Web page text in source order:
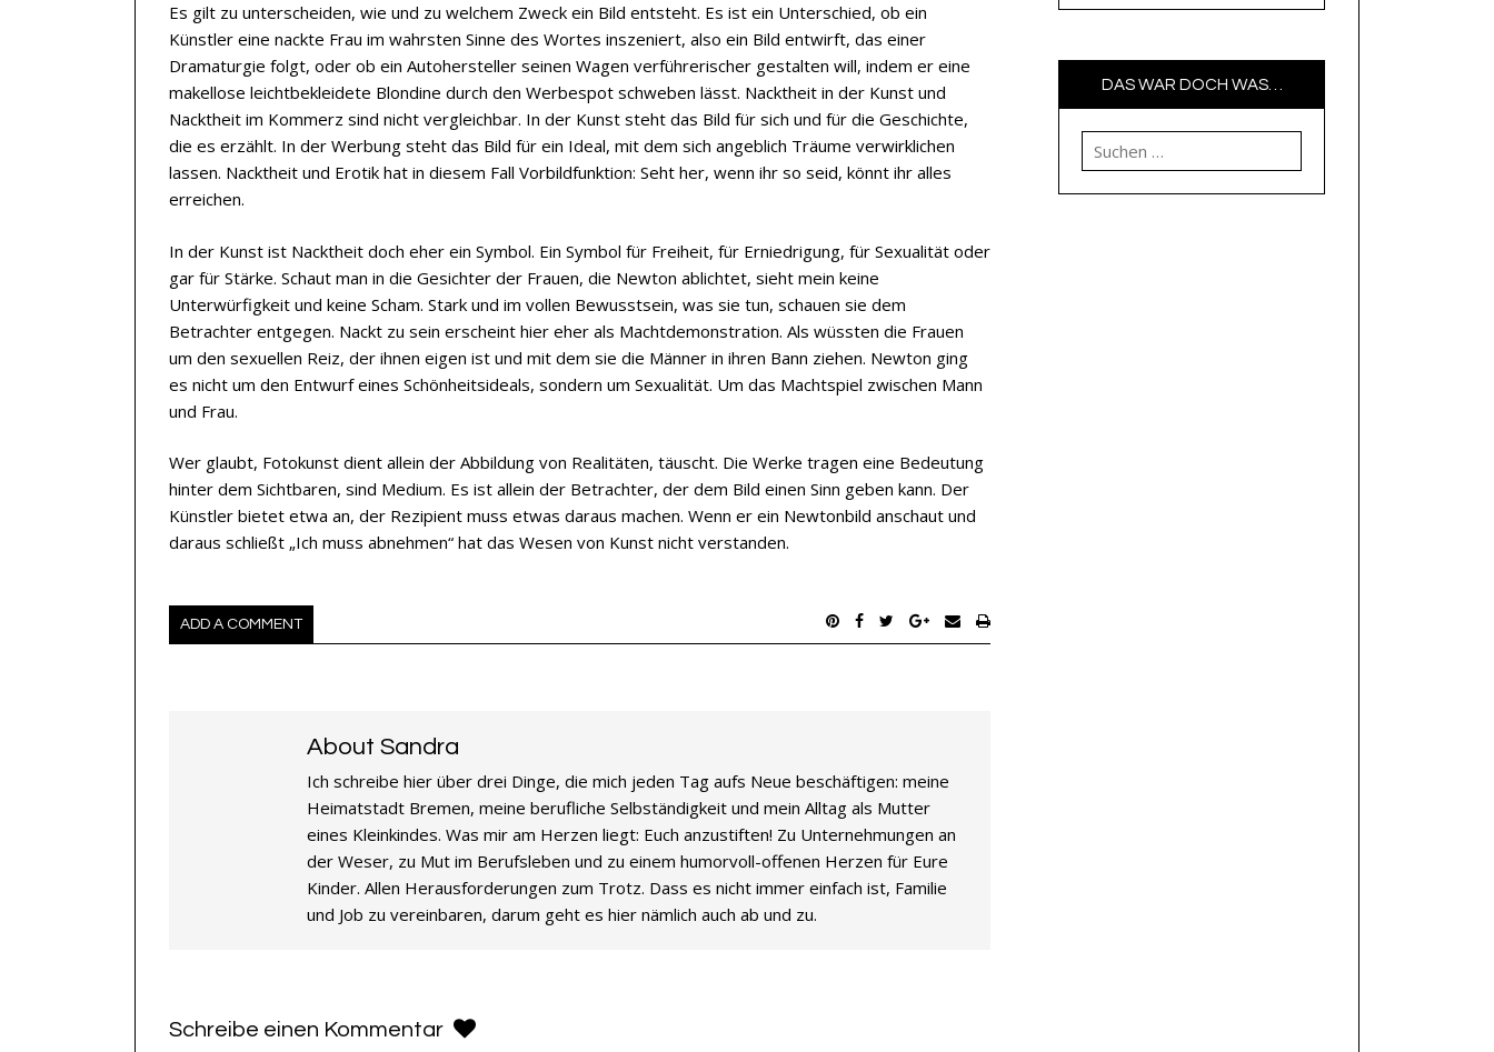
Es gilt zu unterscheiden, wie und zu welchem Zweck ein Bild entsteht. Es ist ein Unterschied, ob ein
Künstler eine nackte Frau im wahrsten Sinne des Wortes inszeniert, also ein Bild entwirft, das einer
Dramaturgie folgt, oder ob ein Autohersteller seinen Wagen verführerischer gestalten will, indem er eine
makellose leichtbekleidete Blondine durch den Werbespot schweben lässt. Nacktheit in der Kunst und
Nacktheit im Kommerz sind nicht vergleichbar. In der Kunst steht das Bild für sich und für die Geschichte,
die es erzählt. In der Werbung steht das Bild für ein Ideal, mit dem sich angeblich Träume verwirklichen
lassen. Nacktheit und Erotik hat in diesem Fall Vorbildfunktion: Seht her, wenn ihr so seid, könnt ihr alles
erreichen.
In der Kunst ist Nacktheit doch eher ein Symbol. Ein Symbol für Freiheit, für Erniedrigung, für Sexualität oder
gar für Stärke. Schaut man in die Gesichter der Frauen, die Newton ablichtet, sieht mein keine
Unterwürfigkeit und keine Scham. Stark und im vollen Bewusstsein, was sie tun, schauen sie dem
Betrachter entgegen. Nackt zu sein erscheint hier eher als Machtdemonstration. Als wüssten die Frauen
um den sexuellen Reiz, der ihnen eigen ist und mit dem sie die Männer in ihren Bann ziehen. Newton ging
es nicht um den Entwurf eines Schönheitsideals, sondern um Sexualität. Um das Machtspiel zwischen Mann
und Frau.
Wer glaubt, Fotokunst dient allein der Abbildung von Realitäten, täuscht. Die Werke tragen eine Bedeutung
hinter dem Sichtbaren, sind Medium. Es ist allein der Betrachter, der dem Bild einen Sinn geben kann. Der
Künstler bietet etwa an, der Rezipient muss etwas daraus machen. Wenn er ein Newtonbild anschaut und
daraus schließt „Ich muss abnehmen“ hat das Wesen von Kunst nicht verstanden.
ADD A COMMENT
About Sandra
Ich schreibe hier über drei Dinge, die mich jeden Tag aufs Neue beschäftigen: meine
Heimatstadt Bremen, meine berufliche Selbständigkeit und mein Alltag als Mutter
eines Kleinkindes. Was mir am Herzen liegt: Euch anzustiften! Zu Unternehmungen an
der Weser, zu Mut im Berufsleben und zu einem humorvoll-offenen Herzen für Eure
Kinder. Allen Herausforderungen zum Trotz. Dass es nicht immer einfach ist, Familie
und Job zu vereinbaren, darum geht es hier nämlich auch ab und zu.
Schreibe einen Kommentar
DAS WAR DOCH WAS…
Suchen nach: